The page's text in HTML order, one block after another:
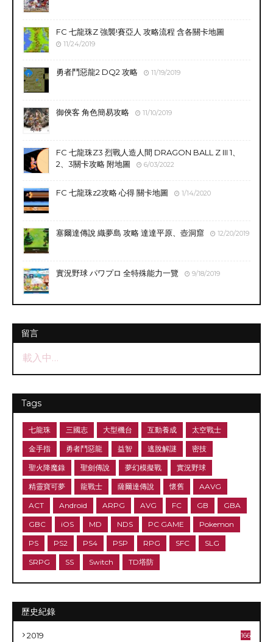
FC 七龍珠Z 強襲!賽亞人 攻略流程 含各關卡地圖
11/24/2019
勇者鬥惡龍2 DQ2 攻略 11/19/2019
御俠客 角色簡易攻略 11/10/2019
FC 七龍珠Z3 烈戰人造人間 DRAGON BALL Z III 1、
2、3關卡攻略 附地圖
6/03/2022
FC 七龍珠z2攻略 心得 關卡地圖 1/14/2020
塞爾達傳說 織夢島 攻略 達達平原、壺洞窟 12/20/2019
實況野球 パワプロ 全特殊能力一覽 9/18/2019
留言
載入中…
Tags
七龍珠 三國志 大型機台 互動養成 太空戰士
金手指 勇者鬥惡龍 益智 逃脫解謎 密技
聖火降魔錄 聖劍傳說 夢幻模擬戰 實況野球
精靈寶可夢 龍戰士 薩爾達傳說 懷舊 AAVG
ACT Android ARPG AVG FC GB GBA
GBC iOS MD NDS PC GAME Pokemon
PS PS2 PS4 PSP RPG SFC SLG
SRPG SS Switch TD塔防
歷史紀錄
2019 166